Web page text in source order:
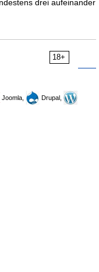
drei aufeinander
18+
Joomla,
Drupal,